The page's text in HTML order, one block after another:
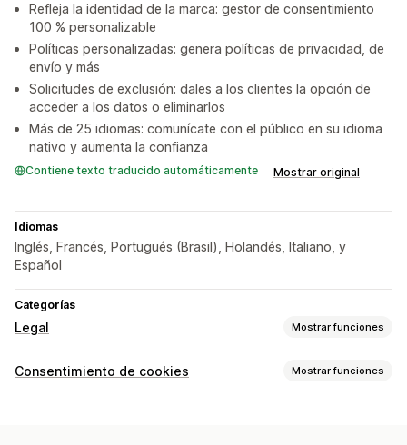
Refleja la identidad de la marca: gestor de consentimiento
100 % personalizable
Políticas personalizadas: genera políticas de privacidad, de
envío y más
Solicitudes de exclusión: dales a los clientes la opción de
acceder a los datos o eliminarlos
Más de 25 idiomas: comunícate con el público en su idioma
nativo y aumenta la confianza
Contiene texto traducido automáticamente Mostrar original
Idiomas
Inglés, Francés, Portugués (Brasil), Holandés, Italiano, y
Español
Categorías
Legal Mostrar funciones
Cumplimiento
Consentimiento de cookies Mostrar funciones